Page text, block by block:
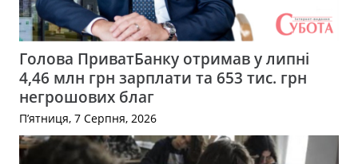
Голова ПриватБанку отримав у липні
4,46 млн грн зарплати та 653 тис. грн
негрошових благ
П’ятниця, 7 Серпня, 2026